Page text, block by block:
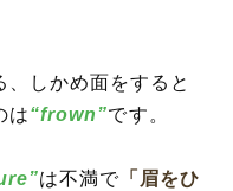
、しかめ面をすると
は“frown”です。
は不満で 「眉をひ